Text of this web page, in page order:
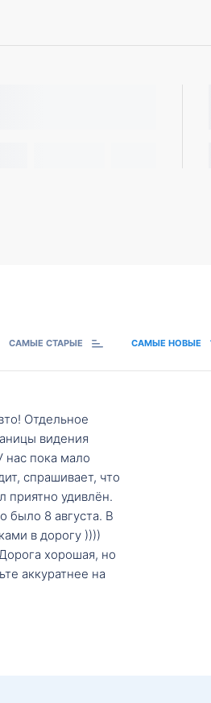
САМЫЕ СТАРЫЕ САМЫЕ НОВЫЕ
Отдельное
видения
нас пока мало
спрашивает, что
приятно удивлён.
было 8 августа. В
в дорогу ))))
хорошая, но
аккуратнее на